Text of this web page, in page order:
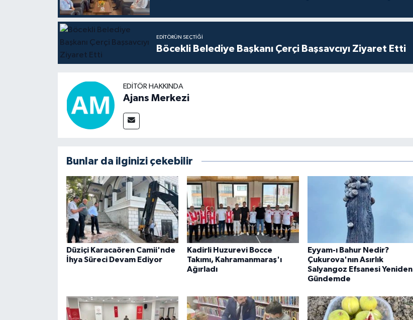
EDITÖRÜN SEÇTIĞI
Böcekli Belediye Başkanı Çerçi Başsavcıyı Ziyaret Etti
EDITÖR HAKKINDA
Ajans Merkezi
Bunlar da ilginizi çekebilir
Düziçi Karacaören Camii'nde
İhya Süreci Devam Ediyor
Kadirli Huzurevi Bocce
Takımı, Kahramanmaraş'ı
Ağırladı
Eyyam-ı Bahur Nedir?
Çukurova'nın Asırlık
Salyangoz Efsanesi Yeniden
Gündemde